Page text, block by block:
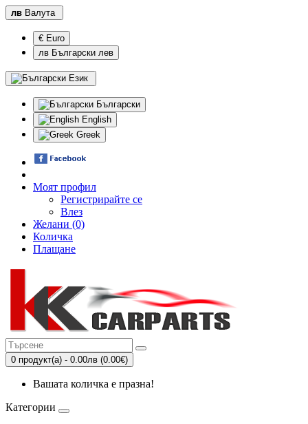
лв Валута
€ Euro
лв Български лев
Език
Български
English
Greek
Моят профил
Регистрирайте се
Влез
Желани (0)
Количка
Плащане
0 продукт(а) - 0.00лв (0.00€)
Вашата количка е празна!
Категории